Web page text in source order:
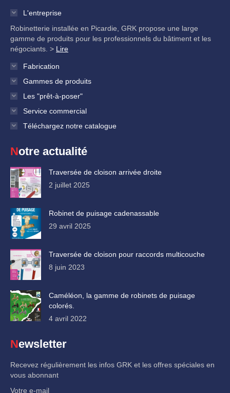
L'entreprise
Robinetterie installée en Picardie, GRK propose une large
gamme de produits pour les professionnels du bâtiment et les
négociants. > Lire
Fabrication
Gammes de produits
Les "prêt-à-poser"
Service commercial
Téléchargez notre catalogue
Notre actualité
Traversée de cloison arrivée droite
2 juillet 2025
Robinet de puisage cadenassable
29 avril 2025
Traversée de cloison pour raccords multicouche
8 juin 2023
Caméléon, la gamme de robinets de puisage
colorés.
4 avril 2022
Newsletter
Recevez régulièrement les infos GRK et les offres spéciales en
vous abonnant
Votre e-mail